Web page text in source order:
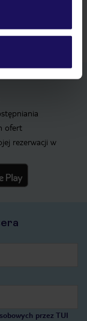
ofert
rezerwacji w
przez TUI